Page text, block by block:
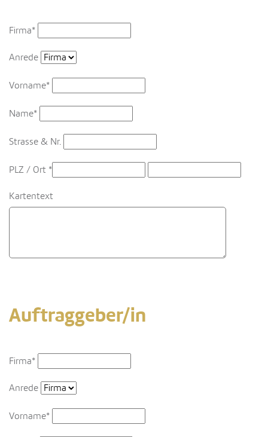
Firma*
Anrede
Vorname*
Name*
Strasse & Nr.
PLZ / Ort *
Kartentext
Auftraggeber/in
Firma*
Anrede
Vorname*